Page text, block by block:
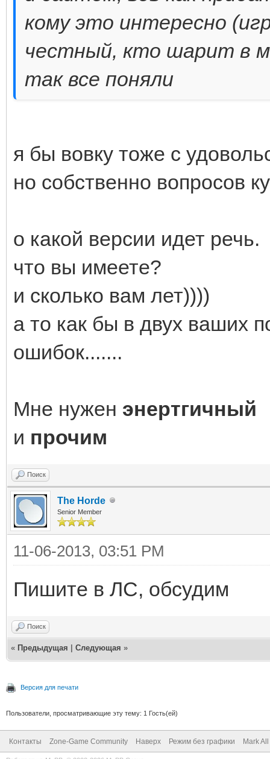
кому это интересно
честный, кто шарит в
так все поняли
я бы вовку тоже с
но собственно вопросов
о какой версии идет речь.
что вы имеете?
и сколько вам лет))))
а то как бы в двух ваших
ошибок.......
Мне нужен энертгичный
и прочим
Поиск
The Horde
Senior Member
11-06-2013, 03:51 PM
Пишите в ЛС, обсудим
Поиск
« Предыдущая Следующая »
Версия для печати
Пользователи, просматривающие эту тему: 1 Гость(ей)
Контакты Zone-Game Community Наверх Режим без графики Mark